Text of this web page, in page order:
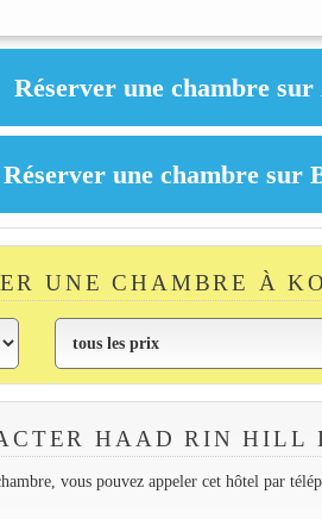
UNE CHAMBRE À
HAAD RIN HILL
vous pouvez appeler cet hôtel par